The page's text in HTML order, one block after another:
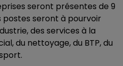
seront présentes de 9
postes seront à pourvoir
des services à la
du nettoyage, du BTP, du